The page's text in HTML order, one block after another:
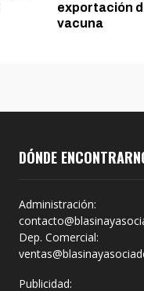
exportación
vacuna
DÓNDE
Administración:
Dep. Comercial:
Publicidad: